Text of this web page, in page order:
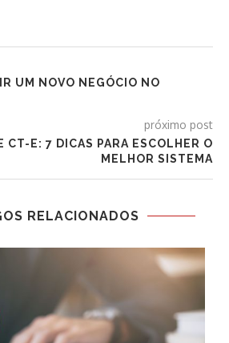
UM NOVO NEGÓCIO NO
próximo post
CT-E: 7 DICAS PARA ESCOLHER O
MELHOR SISTEMA
RELACIONADOS